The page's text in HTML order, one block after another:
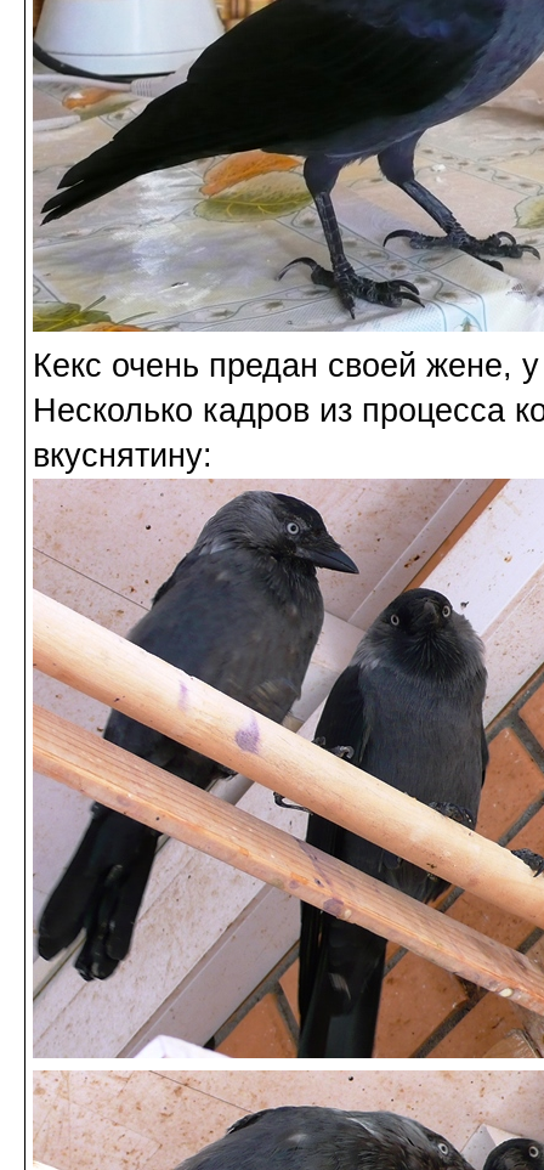
Кекс очень предан своей жене,
Несколько кадров из процесса
вкуснятину: